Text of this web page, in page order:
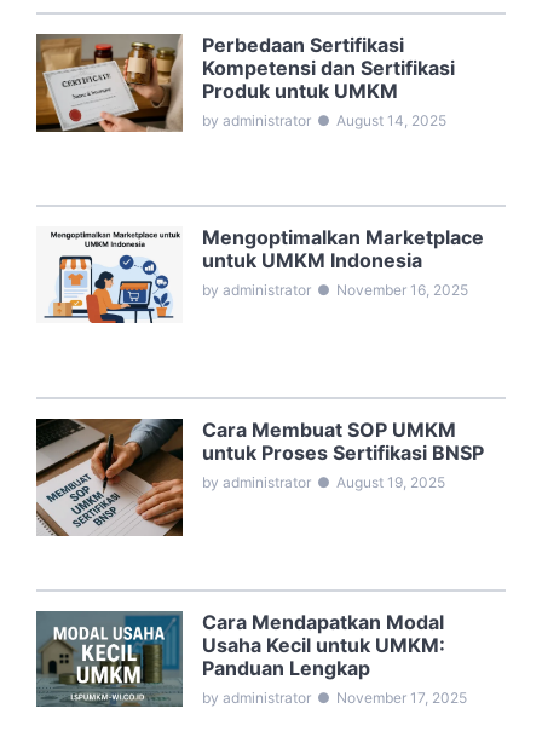
Perbedaan Sertifikasi
Kompetensi dan Sertifikasi
Produk untuk UMKM
by administrator ● August 14, 2025
Mengoptimalkan Marketplace
untuk UMKM Indonesia
by administrator ● November 16, 2025
Cara Membuat SOP UMKM
untuk Proses Sertifikasi BNSP
by administrator ● August 19, 2025
Cara Mendapatkan Modal
Usaha Kecil untuk UMKM:
Panduan Lengkap
by administrator ● November 17, 2025